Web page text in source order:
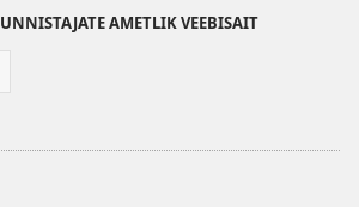
AMETLIK VEEBISAIT